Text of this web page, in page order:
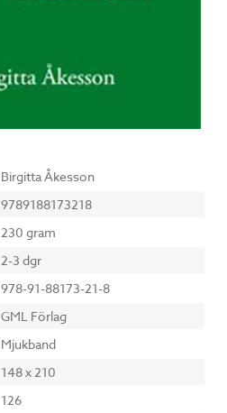
Birgitta Åkesson
9789188173218
230 gram
2-3 dgr
978-91-88173-21-8
GML Förlag
Mjukband
148 x 210
126